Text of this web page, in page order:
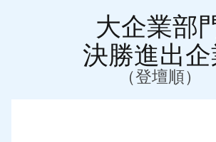
大企業部
決勝進出
（登壇順）